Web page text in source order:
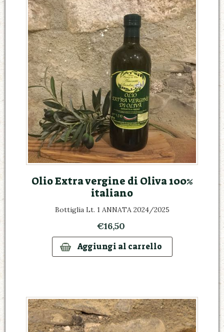
Olio Extra vergine di Oliva 100%
italiano
Bottiglia Lt. 1 ANNATA 2024/2025
€16,50